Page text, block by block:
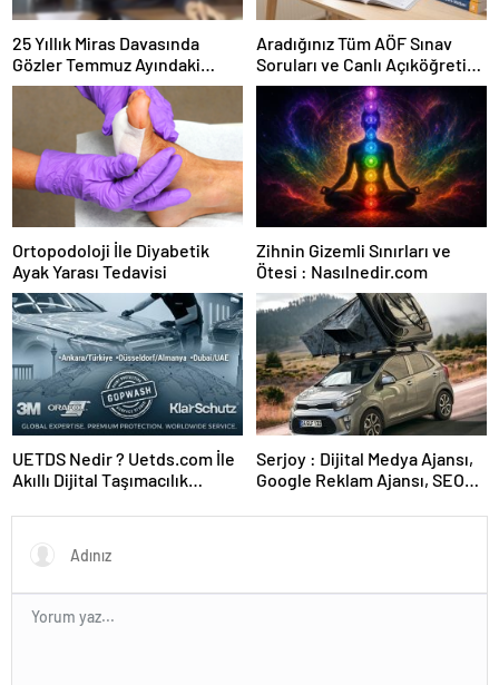
25 Yıllık Miras Davasında
Gözler Temmuz Ayındaki
Karar Duruşmasına Çevrildi
Aradığınız Tüm AÖF Sınav
Soruları ve Canlı Açıköğretim
Forumu Burada
Ortopodoloji İle Diyabetik
Ayak Yarası Tedavisi
Zihnin Gizemli Sınırları ve
Ötesi : Nasılnedir.com
UETDS Nedir ? Uetds.com İle
Akıllı Dijital Taşımacılık
Serjoy : Dijital Medya Ajansı,
Google Reklam Ajansı, SEO